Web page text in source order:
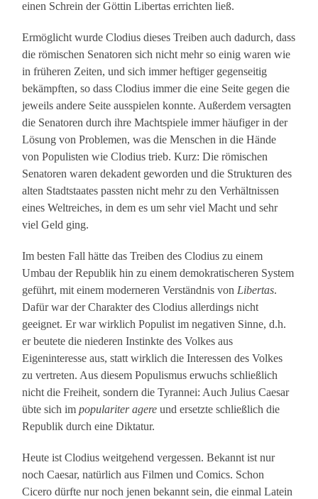
einen Schrein der Göttin Libertas errichten ließ.
Ermöglicht wurde Clodius dieses Treiben auch dadurch, dass
die römischen Senatoren sich nicht mehr so einig waren wie
in früheren Zeiten, und sich immer heftiger gegenseitig
bekämpften, so dass Clodius immer die eine Seite gegen die
jeweils andere Seite ausspielen konnte. Außerdem versagten
die Senatoren durch ihre Machtspiele immer häufiger in der
Lösung von Problemen, was die Menschen in die Hände
von Populisten wie Clodius trieb. Kurz: Die römischen
Senatoren waren dekadent geworden und die Strukturen des
alten Stadtstaates passten nicht mehr zu den Verhältnissen
eines Weltreiches, in dem es um sehr viel Macht und sehr
viel Geld ging.
Im besten Fall hätte das Treiben des Clodius zu einem
Umbau der Republik hin zu einem demokratischeren System
geführt, mit einem moderneren Verständnis vonLibertas.
Dafür war der Charakter des Clodius allerdings nicht
geeignet. Er war wirklich Populist im negativen Sinne, d.h.
er beutete die niederen Instinkte des Volkes aus
Eigeninteresse aus, statt wirklich die Interessen des Volkes
zu vertreten. Aus diesem Populismus erwuchs schließlich
nicht die Freiheit, sondern die Tyrannei: Auch Julius Caesar
übte sich impopulariter agere und ersetzte schließlich die
Republik durch eine Diktatur.
Heute ist Clodius weitgehend vergessen. Bekannt ist nur
noch Caesar, natürlich aus Filmen und Comics. Schon
Cicero dürfte nur noch jenen bekannt sein, die einmal Latein